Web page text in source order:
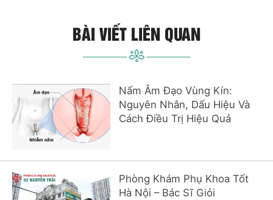
BÀI VIẾT LIÊN QUAN
Nấm Âm Đạo Vùng Kín:
Nguyên Nhân, Dấu Hiệu Và
Cách Điều Trị Hiệu Quả
Phòng Khám Phụ Khoa Tốt
Hà Nội – Bác Sĩ Giỏi